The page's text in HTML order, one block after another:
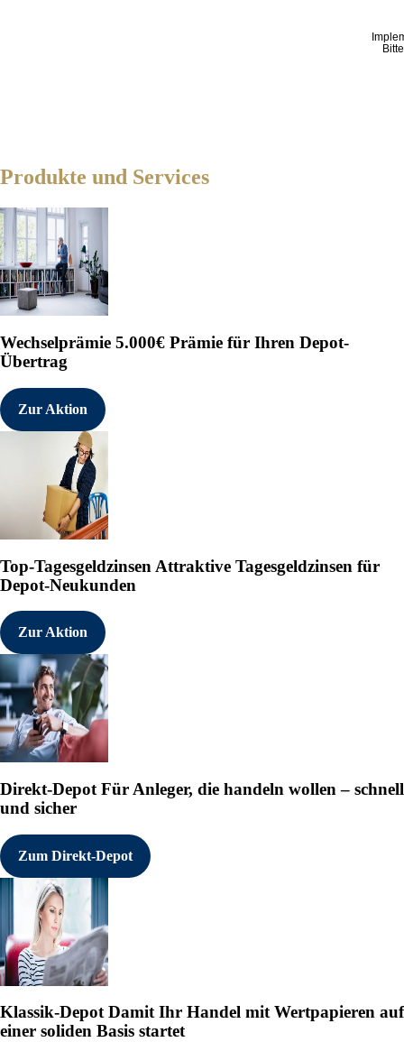
Produkte und Services
Wechselprämie 5.000€ Prämie für Ihren Depot-
Übertrag
Zur Aktion
Top-Tagesgeldzinsen Attraktive Tagesgeldzinsen für
Depot-Neukunden
Zur Aktion
Direkt-Depot Für Anleger, die handeln wollen – schnell
und sicher
Zum Direkt-Depot
Klassik-DepotDamit Ihr Handel mit Wertpapieren auf
einer soliden Basis startet